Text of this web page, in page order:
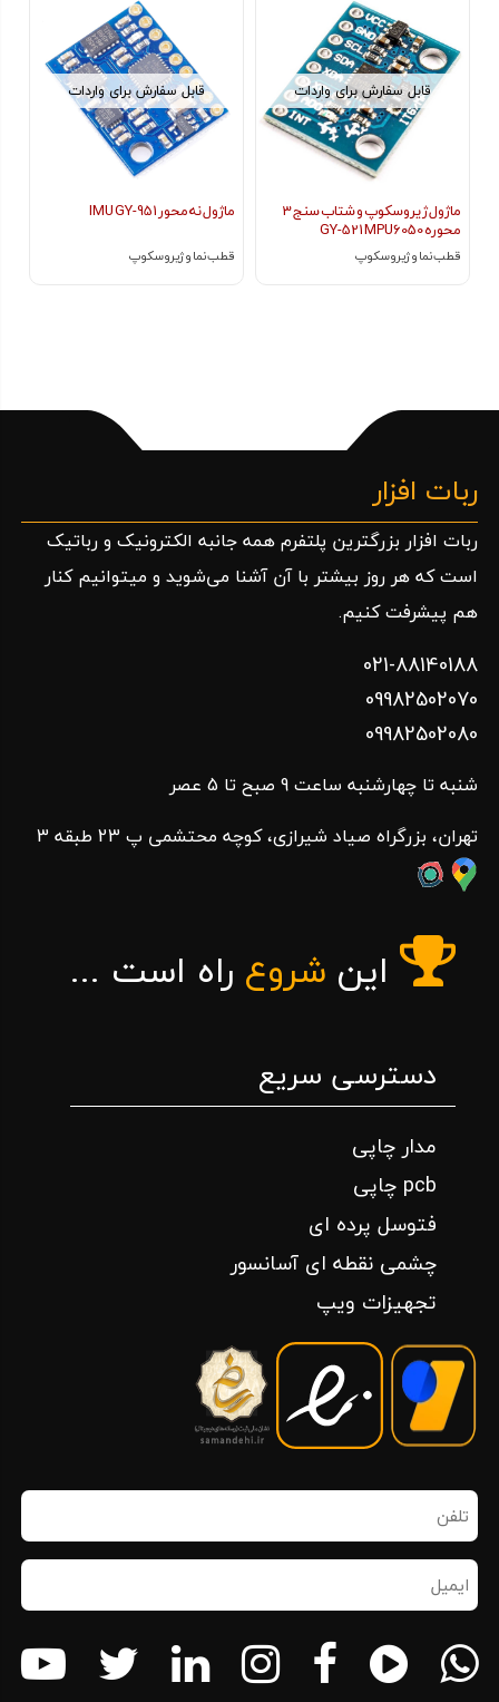
قابل سفارش برای واردات
ماژول ژیروسکوپ و شتاب سنج 3
محوره GY-521 MPU6050
قطب‌ نما و ژیروسکوپ
قابل سفارش برای واردات
ماژول نه محور IMU GY-951
قطب‌ نما و ژیروسکوپ
ربات افزار
ربات افزار بزرگترین پلتفرم همه جانبه الکترونیک و رباتیک
است که هر روز بیشتر با آن آشنا می‌شوید و میتوانیم کنار
هم پیشرفت کنیم.
021-88140188
09982502070
09982502080
شنبه تا چهارشنبه ساعت 9 صبح تا 5 عصر
تهران، بزرگراه صیاد شیرازی، کوچه محتشمی پ 23 طبقه 3
این شروع راه است ...
دسترسی سریع
مدار چاپی
pcb چاپی
فتوسل پرده ای
چشمی نقطه ای آسانسور
تجهیزات ویپ
تلفن
همراه
(ضروری)
ایمیل
(ضروری)